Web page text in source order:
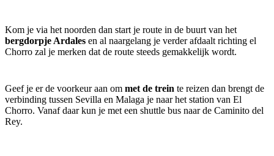
Kom je via het noorden dan start je route in de buurt van het
bergdorpje Ardales en al naargelang je verder afdaalt richting el
Chorro zal je merken dat de route steeds gemakkelijk wordt.
Geef je er de voorkeur aan om met de trein te reizen dan brengt de
verbinding tussen Sevilla en Malaga je naar het station van El
Chorro. Vanaf daar kun je met een shuttle bus naar de Caminito del
Rey.